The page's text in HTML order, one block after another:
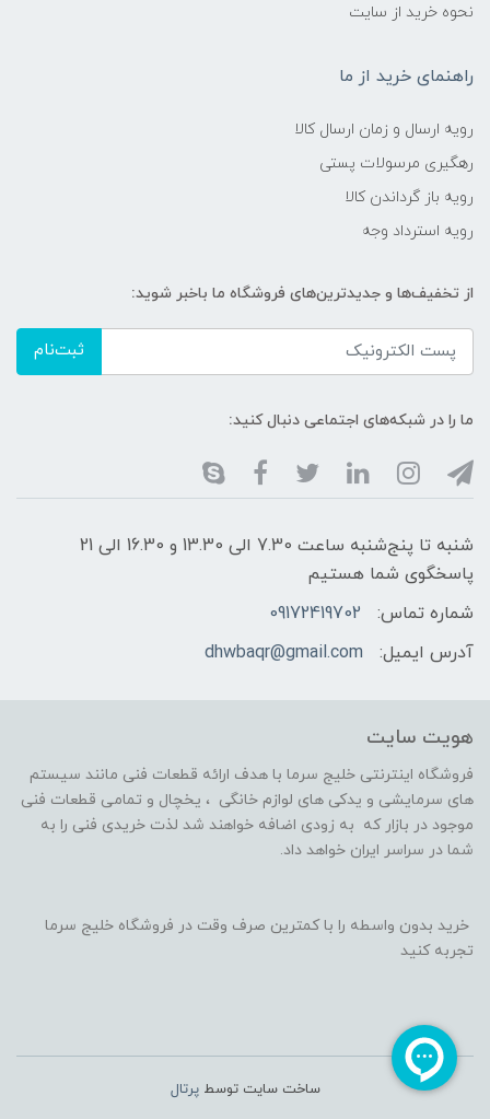
نحوه خرید از سایت
راهنمای خرید از ما
رویه ارسال و زمان ارسال کالا
رهگیری مرسولات پستی
رویه باز گرداندن کالا
رویه استرداد وجه
از تخفیف‌ها و جدیدترین‌های فروشگاه ما باخبر شوید:
ثبت‌نام
ما را در شبکه‌های اجتماعی دنبال کنید:
شنبه تا پنج‌شنبه ساعت 7.30 الی 13.30 و 16.30 الی 21
پاسخگوی شما هستیم
شماره تماس:
09172419702
آدرس ایمیل:
dhwbaqr@gmail.com
هویت سایت
فروشگاه اینترنتی خلیج سرما با هدف ارائه قطعات فنی مانند سیستم
های سرمایشی و یدکی های لوازم خانگی ، یخچال و تمامی قطعات فنی
موجود در بازار که به زودی اضافه خواهند شد لذت خریدی فنی را به
شما در سراسر ایران خواهد داد.
خرید بدون واسطه را با کمترین صرف وقت در فروشگاه خلیج سرما
تجربه کنید
ساخت سایت توسطپرتال